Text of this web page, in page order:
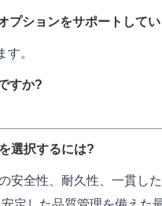
プションをサポートして
。
すか?
選択するには?
全性、耐久性、一貫し